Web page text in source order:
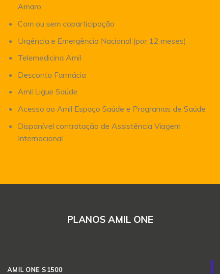
Amaro.
Com ou sem coparticipação
Urgência e Emergência Nacional (por 12 meses)
Telemedicina Amil
Desconto Farmácia
Amil Ligue Saúde
Acesso ao Amil Espaço Saúde e Programas de Saúde
Disponível contratação de Assistência Viagem
Internacional
PLANOS AMIL ONE
AMIL ONE S1500